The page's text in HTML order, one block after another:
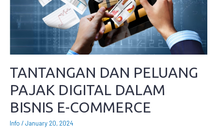
TANTANGAN DAN PELUANG
PAJAK DIGITAL DALAM
BISNIS E-COMMERCE
Info /January 20, 2024